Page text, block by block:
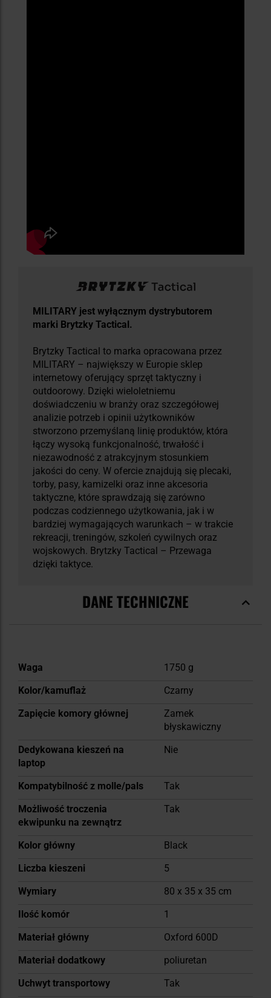
MILITARY jest wyłącznym dystrybutorem
marki Brytzky Tactical.
Brytzky Tactical to marka opracowana przez
MILITARY – największy w Europie sklep
internetowy oferujący sprzęt taktyczny i
outdoorowy. Dzięki wieloletniemu
doświadczeniu w branży oraz szczegółowej
analizie potrzeb i opinii użytkowników
stworzono przemyślaną linię produktów, która
łączy wysoką funkcjonalność, trwałość i
niezawodność z atrakcyjnym stosunkiem
jakości do ceny. W ofercie znajdują się plecaki,
torby, pasy, kamizelki oraz inne akcesoria
taktyczne, które sprawdzają się zarówno
podczas codziennego użytkowania, jak i w
bardziej wymagających warunkach – w trakcie
rekreacji, treningów, szkoleń cywilnych oraz
wojskowych. Brytzky Tactical – Przewaga
dzięki taktyce.
DANE TECHNICZNE
Więcej
Waga
1750 g
Kolor/kamuflaż
Czarny
Zapięcie komory głównej
Zamek
błyskawiczny
Dedykowana kieszeń na
laptop
Nie
Kompatybilność z molle/pals
Tak
Możliwość troczenia
ekwipunku na zewnątrz
Tak
Kolor główny
Black
Liczba kieszeni
5
Wymiary
80 x 35 x 35 cm
Ilość komór
1
Materiał główny
Oxford 600D
Materiał dodatkowy
poliuretan
Uchwyt transportowy
Tak